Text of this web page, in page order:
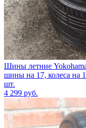
Шины летние
шины на 17, колеса на
шт.
4 299 руб.